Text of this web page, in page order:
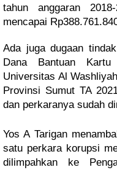
tahun anggaran
mencapai
Ada juga dugaan
Dana Bantuan
Universitas Al
Provinsi Sumut TA
dan perkaranya sudah
Yos A Tarigan
satu perkara korupsi
dilimpahkan ke